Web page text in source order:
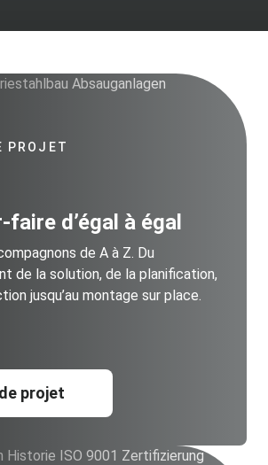
PROJET
faire d’égal à égal
de A à Z. Du
de la solution, de la planification,
jusqu’au montage sur place.
projet